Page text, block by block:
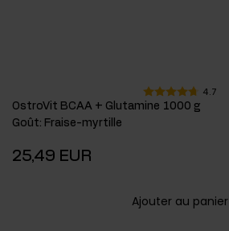
4.7
OstroVit BCAA + Glutamine 1000 g
Goût: Fraise-myrtille
25,49 EUR
Ajouter au panier